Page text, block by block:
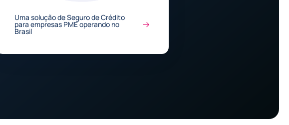
Uma solução de Seguro de Crédito
para empresas PME operando no
Brasil